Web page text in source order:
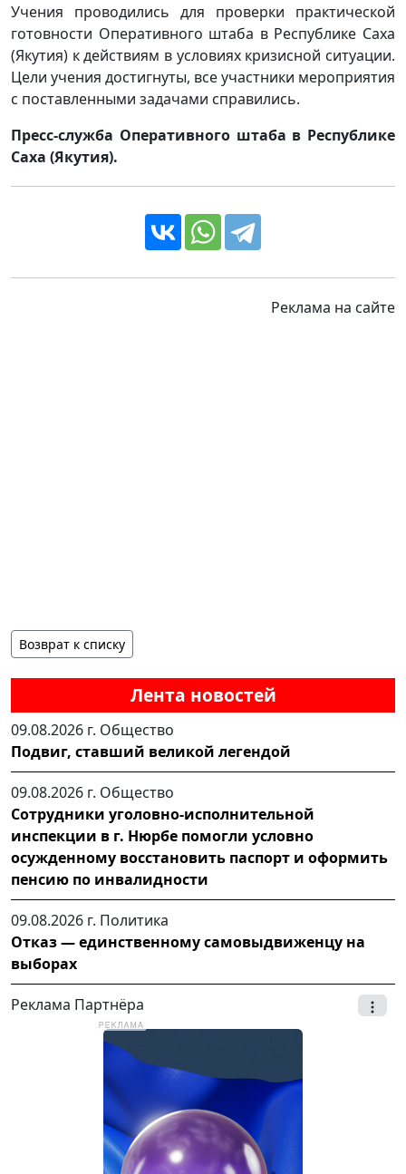
Лента новостей
09.08.2026 г. Общество
Подвиг, ставший великой легендой
09.08.2026 г. Общество
Сотрудники уголовно-исполнительной
инспекции в г. Нюрбе помогли условно
осужденному восстановить паспорт и оформить
пенсию по инвалидности
09.08.2026 г. Политика
Отказ — единственному самовыдвиженцу на
выборах
Реклама Партнёра
Учения проводились для проверки практической
готовности Оперативного штаба в Республике Саха
(Якутия) к действиям в условиях кризисной ситуации.
Цели учения достигнуты, все участники мероприятия
с поставленными задачами справились.
Пресс-служба Оперативного штаба в Республике
Саха (Якутия).
Реклама на сайте
Возврат к списку